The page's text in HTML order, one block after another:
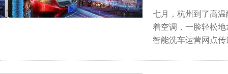
七月，杭州到了高
着空调，一脸轻松
智能洗车运营网点